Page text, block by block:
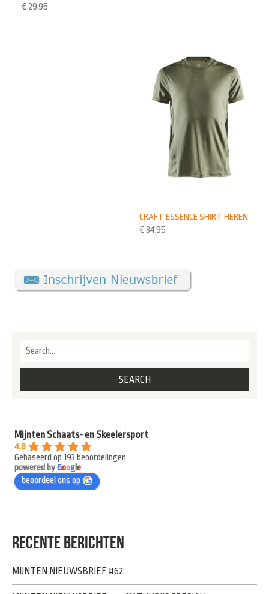
€ 29,95
CRAFT ESSENCE SHIRT HEREN
€ 34,95
Mijnten Schaats- en Skeelersport
4.8
Gebaseerd op 193 beoordelingen
powered byGooge
beoordeel ons op
RECENTE BERICHTEN
MIJNTEN NIEUWSBRIEF #62